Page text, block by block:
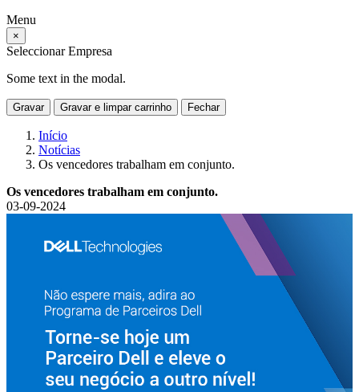
Menu
×
Seleccionar Empresa
Some text in the modal.
Gravar Gravar e limpar carrinho Fechar
Início
Notícias
Os vencedores trabalham em conjunto.
Os vencedores trabalham em conjunto.
03-09-2024